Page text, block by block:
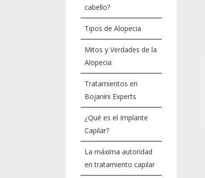
cabello?
Tipos de Alopecia
Mitos y Verdades de la
Alopecia
Tratamientos en
Bojanini Experts
¿Qué es el Implante
Capilar?
La máxima autoridad
en tratamiento capilar